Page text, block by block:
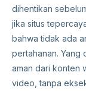
dihentikan
jika situs
bahwa tidak ada
pertahanan. Yang
aman dari konten
video, tanpa